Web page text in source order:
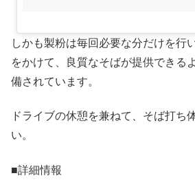
しかも製粉は毎回必要な分だけを行
をかけて、良質なそばが提供できる
備されています。
ドライブの休憩を兼ねて、そば打ち
い。
■詳細情報